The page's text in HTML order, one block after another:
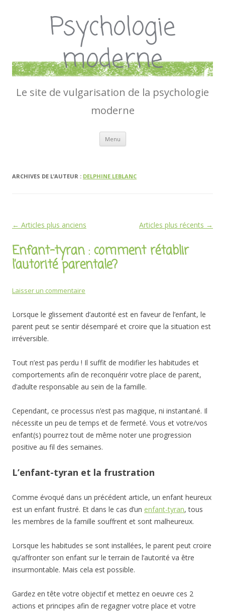
Psychologie
moderne
Le site de vulgarisation de la psychologie
moderne
Menu Aller
contenu
ARCHIVES DE L’AUTEUR : DELPHINE LEBLANC
Navigation
articles
← Articles plus anciens Articles plus récents →
Enfant-tyran : comment rétablir
l’autorité parentale?
Laisser un commentaire
Lorsque le glissement d’autorité est en faveur de l’enfant, le
parent peut se sentir désemparé et croire que la situation est
irréversible.
Tout n’est pas perdu ! Il suffit de modifier les habitudes et
comportements afin de reconquérir votre place de parent,
d’adulte responsable au sein de la famille.
Cependant, ce processus n’est pas magique, ni instantané. Il
nécessite un peu de temps et de fermeté. Vous et votre/vos
enfant(s) pourrez tout de même noter une progression
positive au fil des semaines.
L’enfant-tyran et la frustration
Comme évoqué dans un précédent article, un enfant heureux
est un enfant frustré. Et dans le cas d’un enfant-tyran, tous
les membres de la famille souffrent et sont malheureux.
Lorsque les habitudes se sont installées, le parent peut croire
qu’affronter son enfant sur le terrain de l’autorité va être
insurmontable. Mais cela est possible.
Gardez en tête votre objectif et mettez en oeuvre ces 2
actions et principes afin de regagner votre place et votre